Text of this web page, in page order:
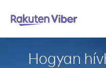
Hogyan